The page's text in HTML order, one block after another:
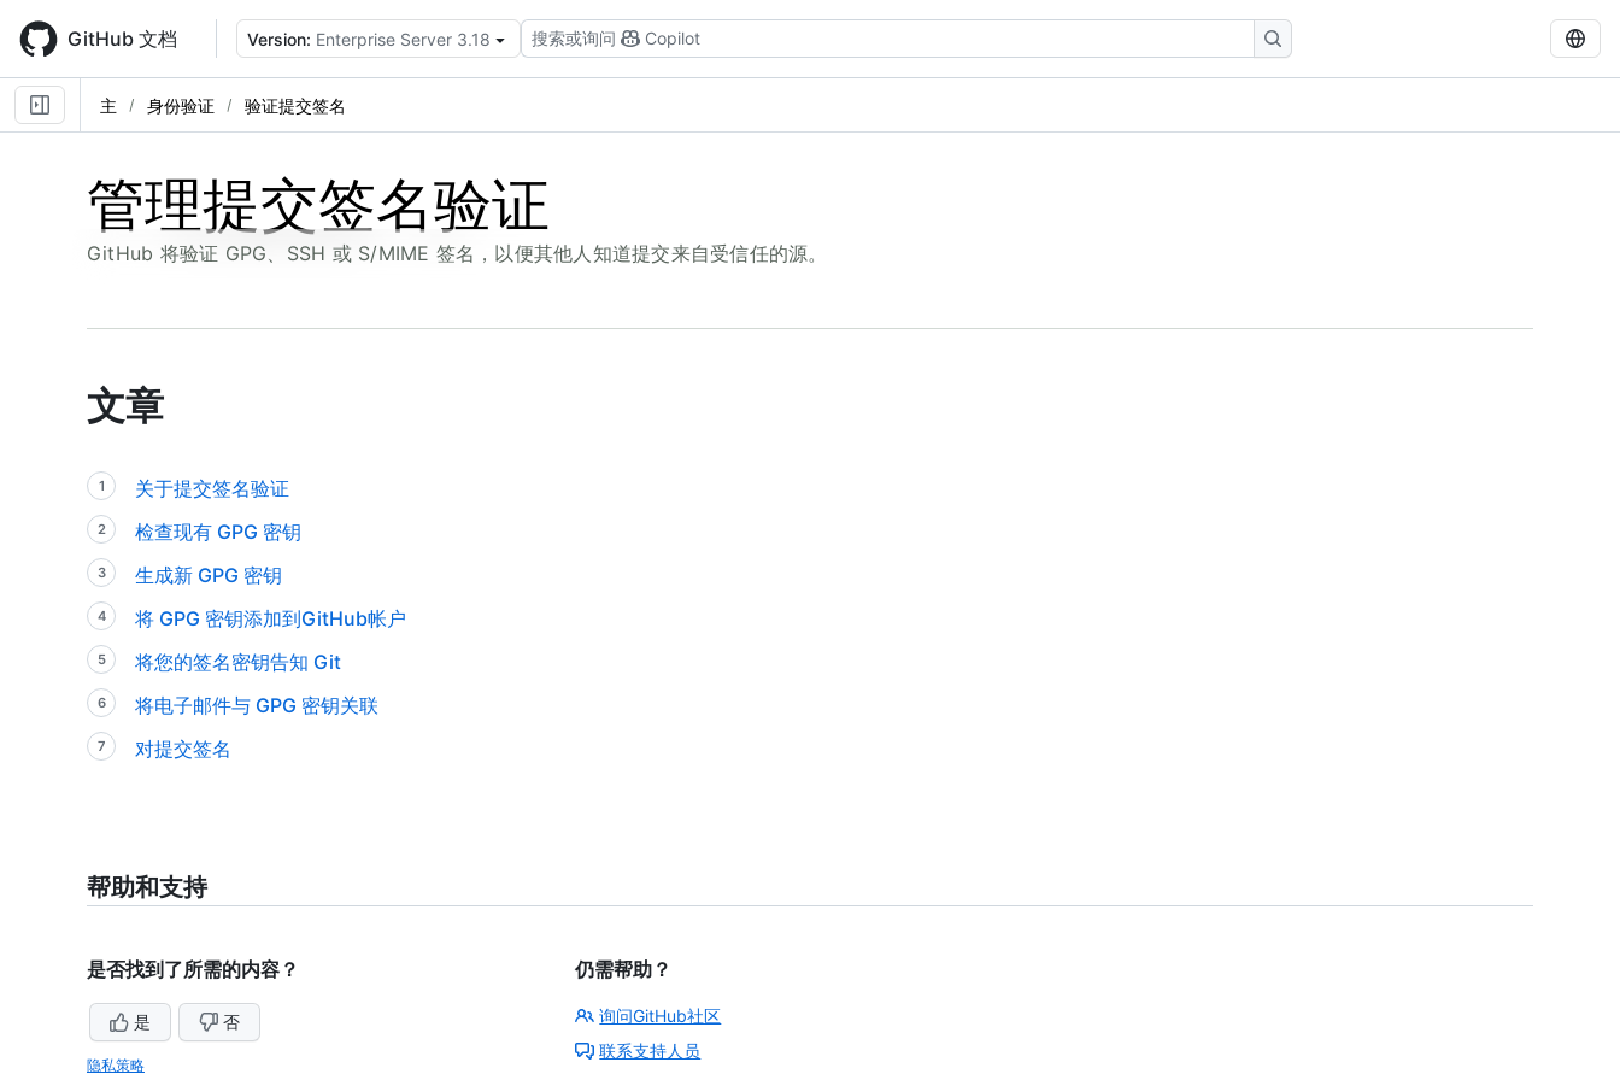
main
content
GitHub 文档 Version: Enterprise Server 3.18 搜索或询问 Copilot
主 身份验证 验证提交签名
管理提交签名验证
GitHub 将验证 GPG、SSH 或 S/MIME 签名，以便其他人知道提交来自受信任的源。
文章
关于提交签名验证
检查现有 GPG 密钥
生成新 GPG 密钥
将 GPG 密钥添加到GitHub帐户
将您的签名密钥告知 Git
将电子邮件与 GPG 密钥关联
对提交签名
帮助和支持
是否找到了所需的内容？
是 否
隐私策略
仍需帮助？
询问GitHub社区
联系支持人员